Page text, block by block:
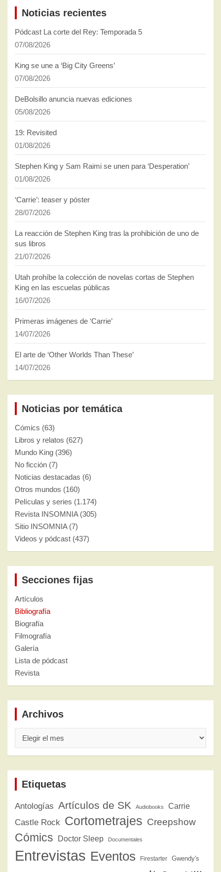
Noticias recientes
Pódcast La corte del Rey: Temporada 5
07/08/2026
King se une a ‘Big City Greens’
07/08/2026
DeBolsillo anuncia nuevas ediciones
05/08/2026
19: Revisited
01/08/2026
Stephen King y Sam Raimi se unen para ‘Desperation’
01/08/2026
‘Carrie’: teaser y póster
28/07/2026
La reacción de Stephen King tras la prohibición de uno de
sus libros
21/07/2026
Utah prohíbe la colección de novelas cortas de Stephen
King en las escuelas públicas
16/07/2026
Primeras imágenes de ‘Carrie’
14/07/2026
El arte de ‘Other Worlds Than These’
14/07/2026
Noticias por temática
Cómics (63)
Libros y relatos (627)
Mundo King (396)
No ficción (7)
Noticias destacadas (6)
Otros mundos (160)
Películas y series (1.174)
Revista INSOMNIA(305)
Sitio INSOMNIA(7)
Videos y pódcast (437)
Secciones fijas
Artículos
Bibliografía
Biografía
Filmografía
Galería
Lista de pódcast
Revista
Archivos
Etiquetas
Antologías Artículos de SK Audiobooks Carrie
Castle Rock Cortometrajes Creepshow
Cómics Doctor Sleep Documentales
Entrevistas Eventos Firestarter Gwendy's